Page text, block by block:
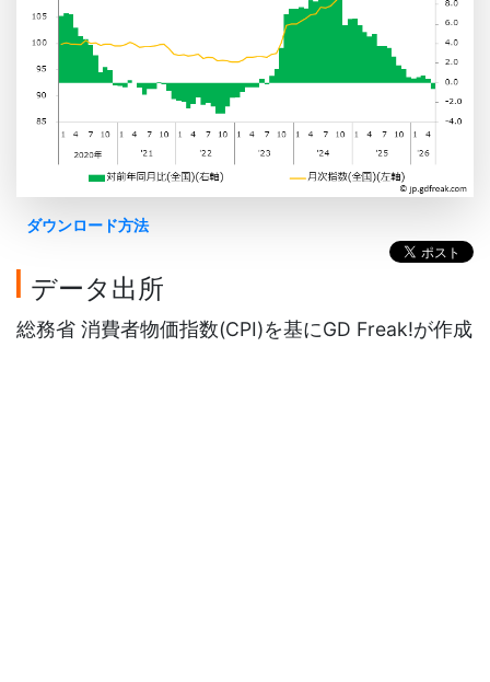
ダウンロード方法
データ出所
総務省 消費者物価指数(CPI)を基にGD Freak!が作成